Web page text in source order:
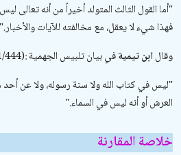
"أما القول الثالث المتولد أخيراً من أنه تعالى
فهذا شيء لا يعقل، مع مخالفته للآيات والأخبار".
وقالابن تيميةفيبيان تلبيس الجهمية444):
"ليس في كتاب الله ولا سنة رسوله، ولا عن
العرش أو أنه ليس في السماء".
خلاصة المقارنة